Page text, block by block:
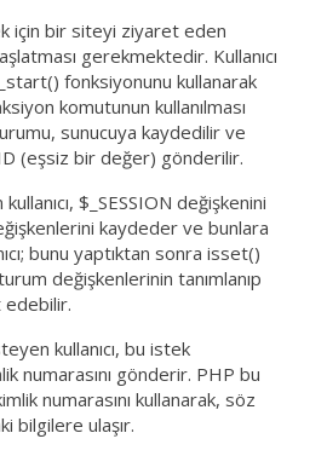
için bir siteyi ziyaret eden
gerekmektedir. Kullanıcı
fonksiyonunu kullanarak
komutunun kullanılması
sunucuya kaydedilir ve
(eşsiz bir değer) gönderilir.
$_SESSION değişkenini
kaydeder ve bunlara
bunu yaptıktan sonra isset()
değişkenlerinin tanımlanıp
edebilir.
kullanıcı, bu istek
numarasını gönderir. PHP bu
numarasını kullanarak, söz
bilgilere ulaşır.